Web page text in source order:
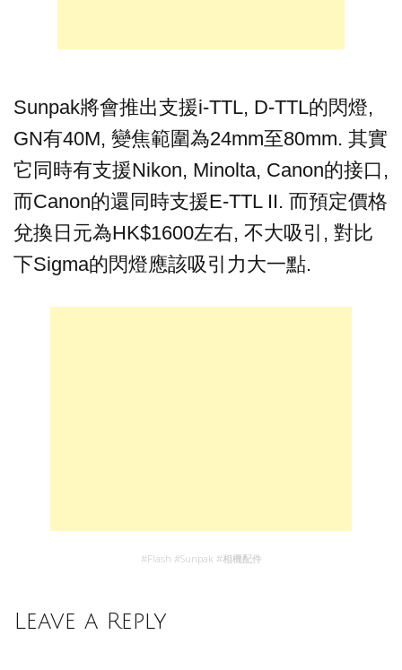
Sunpak將會推出支援i-TTL, D-TTL的閃燈,
GN有40M, 變焦範圍為24mm至80mm. 其實
它同時有支援Nikon, Minolta, Canon的接口,
而Canon的還同時支援E-TTL II. 而預定價格
兌換日元為HK$1600左右, 不大吸引, 對比
下Sigma的閃燈應該吸引力大一點.
#Flash #Sunpak #相機配件
Leave a Reply